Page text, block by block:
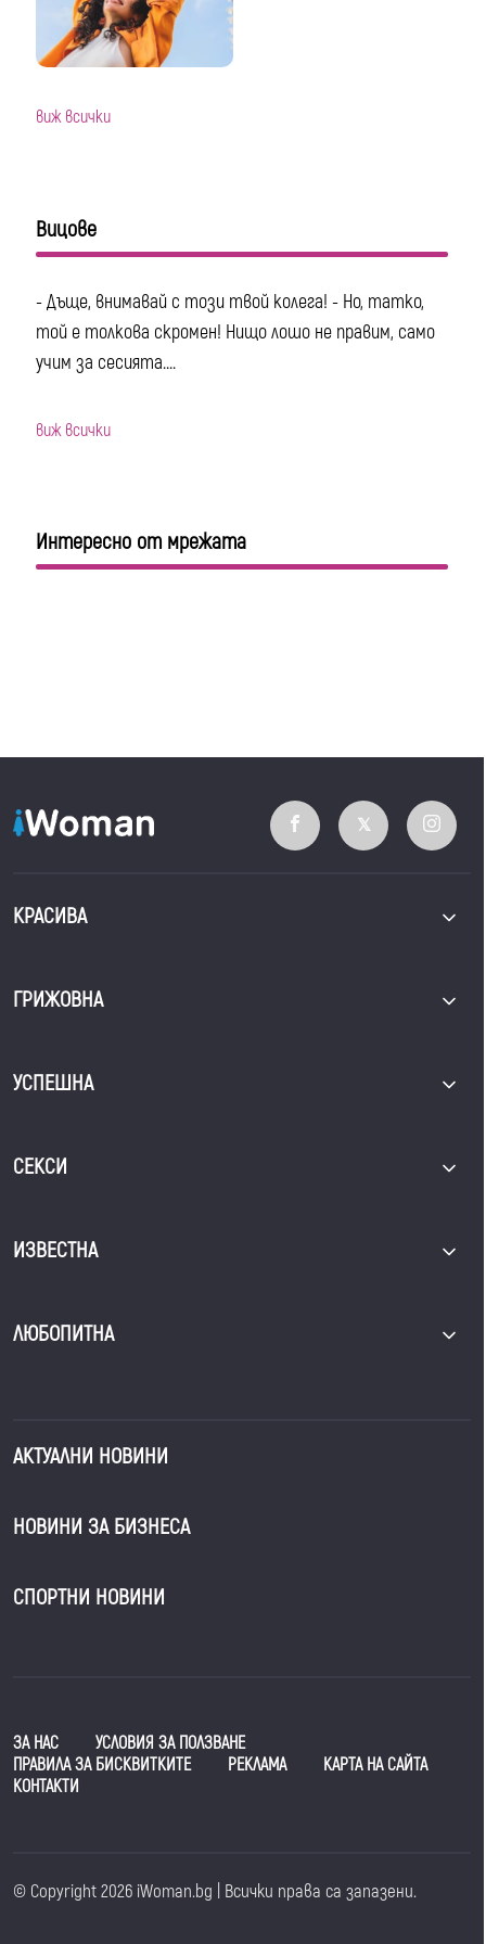
виж всички
Вицове
- Дъще, внимавай с този твой колега! - Но, татко,
той е толкова скромен! Нищо лошо не правим, само
учим за сесията....
виж всички
Интересно от мрежата
КРАСИВА
ГРИЖОВНА
УСПЕШНА
СЕКСИ
ИЗВЕСТНА
ЛЮБОПИТНА
АКТУАЛНИ НОВИНИ
НОВИНИ ЗА БИЗНЕСА
СПОРТНИ НОВИНИ
ЗА НАС
УСЛОВИЯ ЗА ПОЛЗВАНЕ
ПРАВИЛА ЗА БИСКВИТКИТЕ
РЕКЛАМА
КАРТА НА САЙТА
КОНТАКТИ
© Copyright 2026 iWoman.bg | Всички права са запазени.